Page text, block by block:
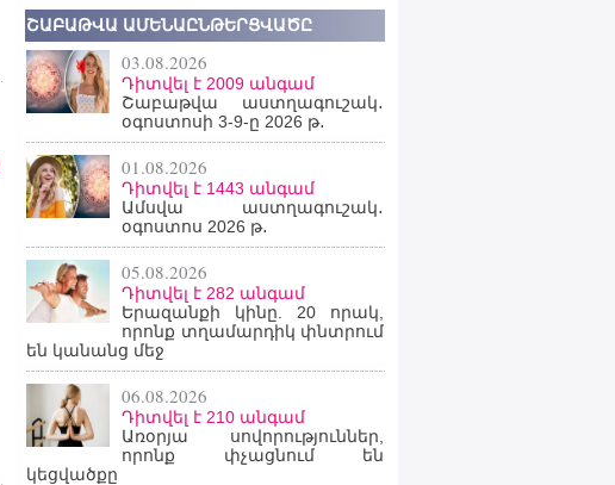
ՇԱԲԱԹՎԱ ԱՄԵՆԱԸՆԹԵՐՑՎԱԾԸ
03.08.2026
Դիտվել է 2009 անգամ
Շաբաթվա աստղագուշակ․
օգոստոսի 3-9-ը 2026 թ․
01.08.2026
Դիտվել է 1443 անգամ
Ամսվա աստղագուշակ․
օգոստոս 2026 թ․
05.08.2026
Դիտվել է 282 անգամ
Երազանքի կինը. 20 որակ,
որոնք տղամարդիկ փնտրում
են կանանց մեջ
06.08.2026
Դիտվել է 210 անգամ
Առօրյա սովորություններ,
որոնք փչացնում են
կեցվածքը